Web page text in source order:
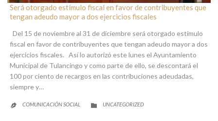
Será otorgado estímulo fiscal en favor de contribuyentes que
tengan adeudo mayor a dos ejercicios fiscales
Del 15 de noviembre al 31 de diciembre será otorgado estímulo
fiscal en favor de contribuyentes que tengan adeudo mayor a dos
ejercicios fiscales. Así lo autorizó este lunes el Ayuntamiento
Municipal de Tulancingo y como parte de ello, se descontará el
100 por ciento de recargos en las contribuciones adeudadas,
siempre y…
 COMUNICACIÓN SOCIAL  CATEGORY
UNCATEGORIZED